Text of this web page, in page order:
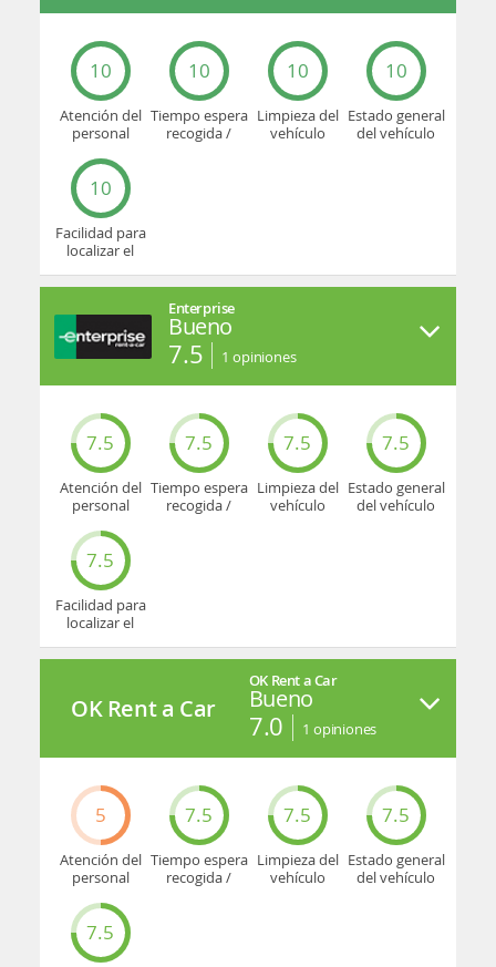
10
Atención del
personal
10
Tiempo espera
recogida /
10
Limpieza del
vehículo
10
Estado general
del vehículo
10
Facilidad para
localizar el
oficina
Enterprise
Bueno
7.5 1 opiniones
7.5
Atención del
personal
7.5
Tiempo espera
recogida /
7.5
Limpieza del
vehículo
7.5
Estado general
del vehículo
7.5
Facilidad para
localizar el
oficina
OK Rent a Car
OK Rent a Car
Bueno
7.0 1 opiniones
5
Atención del
personal
7.5
Tiempo espera
recogida /
7.5
Limpieza del
vehículo
7.5
Estado general
del vehículo
7.5